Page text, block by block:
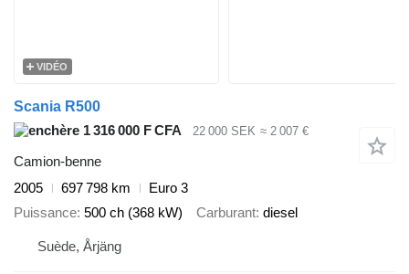
VIDÉO
Scania R500
1 316 000 F CFA
22 000 SEK ≈ 2 007 €
Camion-benne
2005
697 798 km
Euro 3
Puissance 500 ch (368 kW) Carburant diesel
Suède, Årjäng